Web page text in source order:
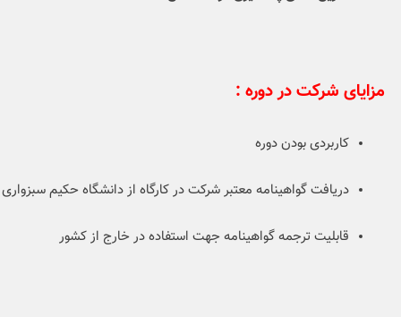
مزایای شرکت در دوره :
کاربردی بودن دوره
دریافت گواهینامه معتبر شرکت در کارگاه از دانشگاه حکیم سبزواری
قابلیت ترجمه گواهینامه جهت استفاده در خارج از کشور